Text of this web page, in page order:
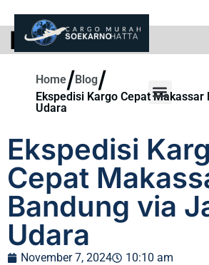
BLOG
Home/Blog/
Ekspedisi Kargo Cepat
Udara
Ekspedisi
Cepat
Bandung via
Udara
November 7, 2024 10:10 am